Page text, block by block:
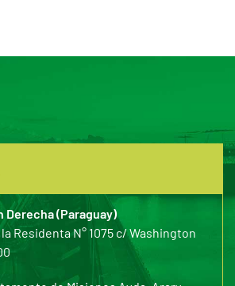
Derecha (Paraguay)
Residenta N° 1075 c/ Washington